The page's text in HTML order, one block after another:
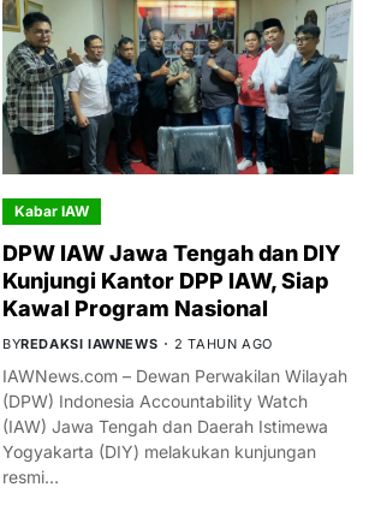
Kabar IAW
DPW IAW Jawa Tengah dan DIY
Kunjungi Kantor DPP IAW, Siap
Kawal Program Nasional
BYREDAKSI IAWNEWS 2 TAHUN AGO
IAWNews.com – Dewan Perwakilan Wilayah
(DPW) Indonesia Accountability Watch
(IAW) Jawa Tengah dan Daerah Istimewa
Yogyakarta (DIY) melakukan kunjungan
resmi…